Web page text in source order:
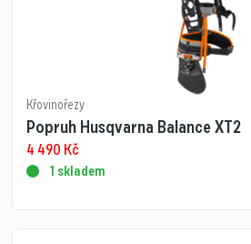
Křovinořezy
Popruh Husqvarna Balance XT2
4 490 Kč
1 skladem